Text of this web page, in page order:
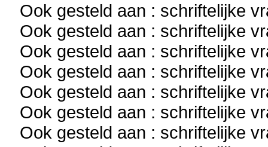
Ook gesteld aan : schriftelijke
Ook gesteld aan : schriftelijke
Ook gesteld aan : schriftelijke
Ook gesteld aan : schriftelijke
Ook gesteld aan : schriftelijke
Ook gesteld aan : schriftelijke
Ook gesteld aan : schriftelijke